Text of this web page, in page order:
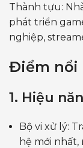
Thành tựu:
phát triển
nghiệp,
Điểm nổi
1. Hiệu
Bộ vi xử lý:
hệ mới